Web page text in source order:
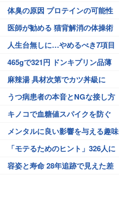
体臭の原因 プロテインの可能性
医師が勧める 猫背解消の体操術
人生台無しに…やめるべき7項目
465gで321円 ドンキプリン品薄
麻辣湯 具材次第でカツ丼級に
うつ病患者の本音とNGな接し方
キノコで血糖値スパイクを防ぐ
メンタルに良い影響を与える趣味
「モテるためのヒント」326人に
容姿と寿命 28年追跡で見えた差